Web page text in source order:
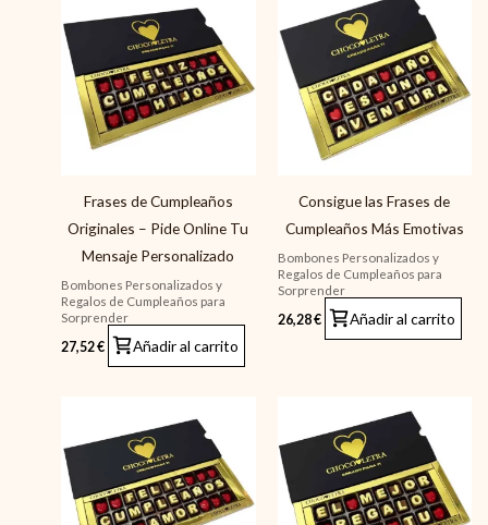
Frases de Cumpleaños
Originales – Pide Online Tu
Mensaje Personalizado
Bombones Personalizados y
Regalos de Cumpleaños para
Sorprender
27,52€ Añadir al carrito
Consigue las Frases de
Cumpleaños Más Emotivas
Bombones Personalizados y
Regalos de Cumpleaños para
Sorprender
26,28€ Añadir al carrito